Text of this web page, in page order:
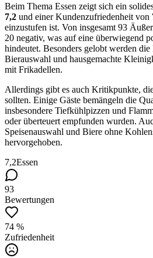
Beim Thema Essen zeigt sich ein
7,2 und einer Kundenzufriedenheit von
einzustufen ist. Von insgesamt 93
20 negativ, was auf eine überwiegend
hindeutet. Besonders gelobt werden
Bierauswahl und hausgemachte
mit Frikadellen.
Allerdings gibt es auch Kritikpunkte,
sollten. Einige Gäste bemängeln die
insbesondere Tiefkühlpizzen und
oder überteuert empfunden wurden.
Speisenauswahl und Biere ohne
hervorgehoben.
7,2Essen
93
Bewertungen
74 %
Zufriedenheit